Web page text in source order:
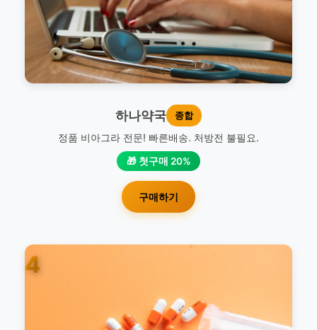
하나약국 종합
정품 비아그라 전문! 빠른배송. 처방전 불필요.
🎁 첫구매 20%
구매하기
4